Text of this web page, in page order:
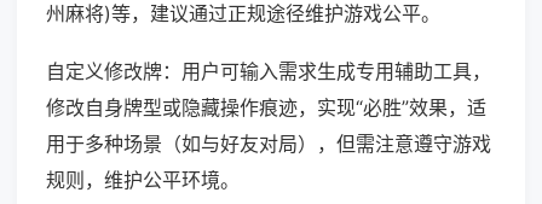
州麻将)等，建议通过正规途径维护游戏公平。
自定义修改牌：用户可输入需求生成专用辅助工具，
修改自身牌型或隐藏操作痕迹，实现“必胜”效果，适
用于多种场景（如与好友对局），但需注意遵守游戏
规则，维护公平环境。